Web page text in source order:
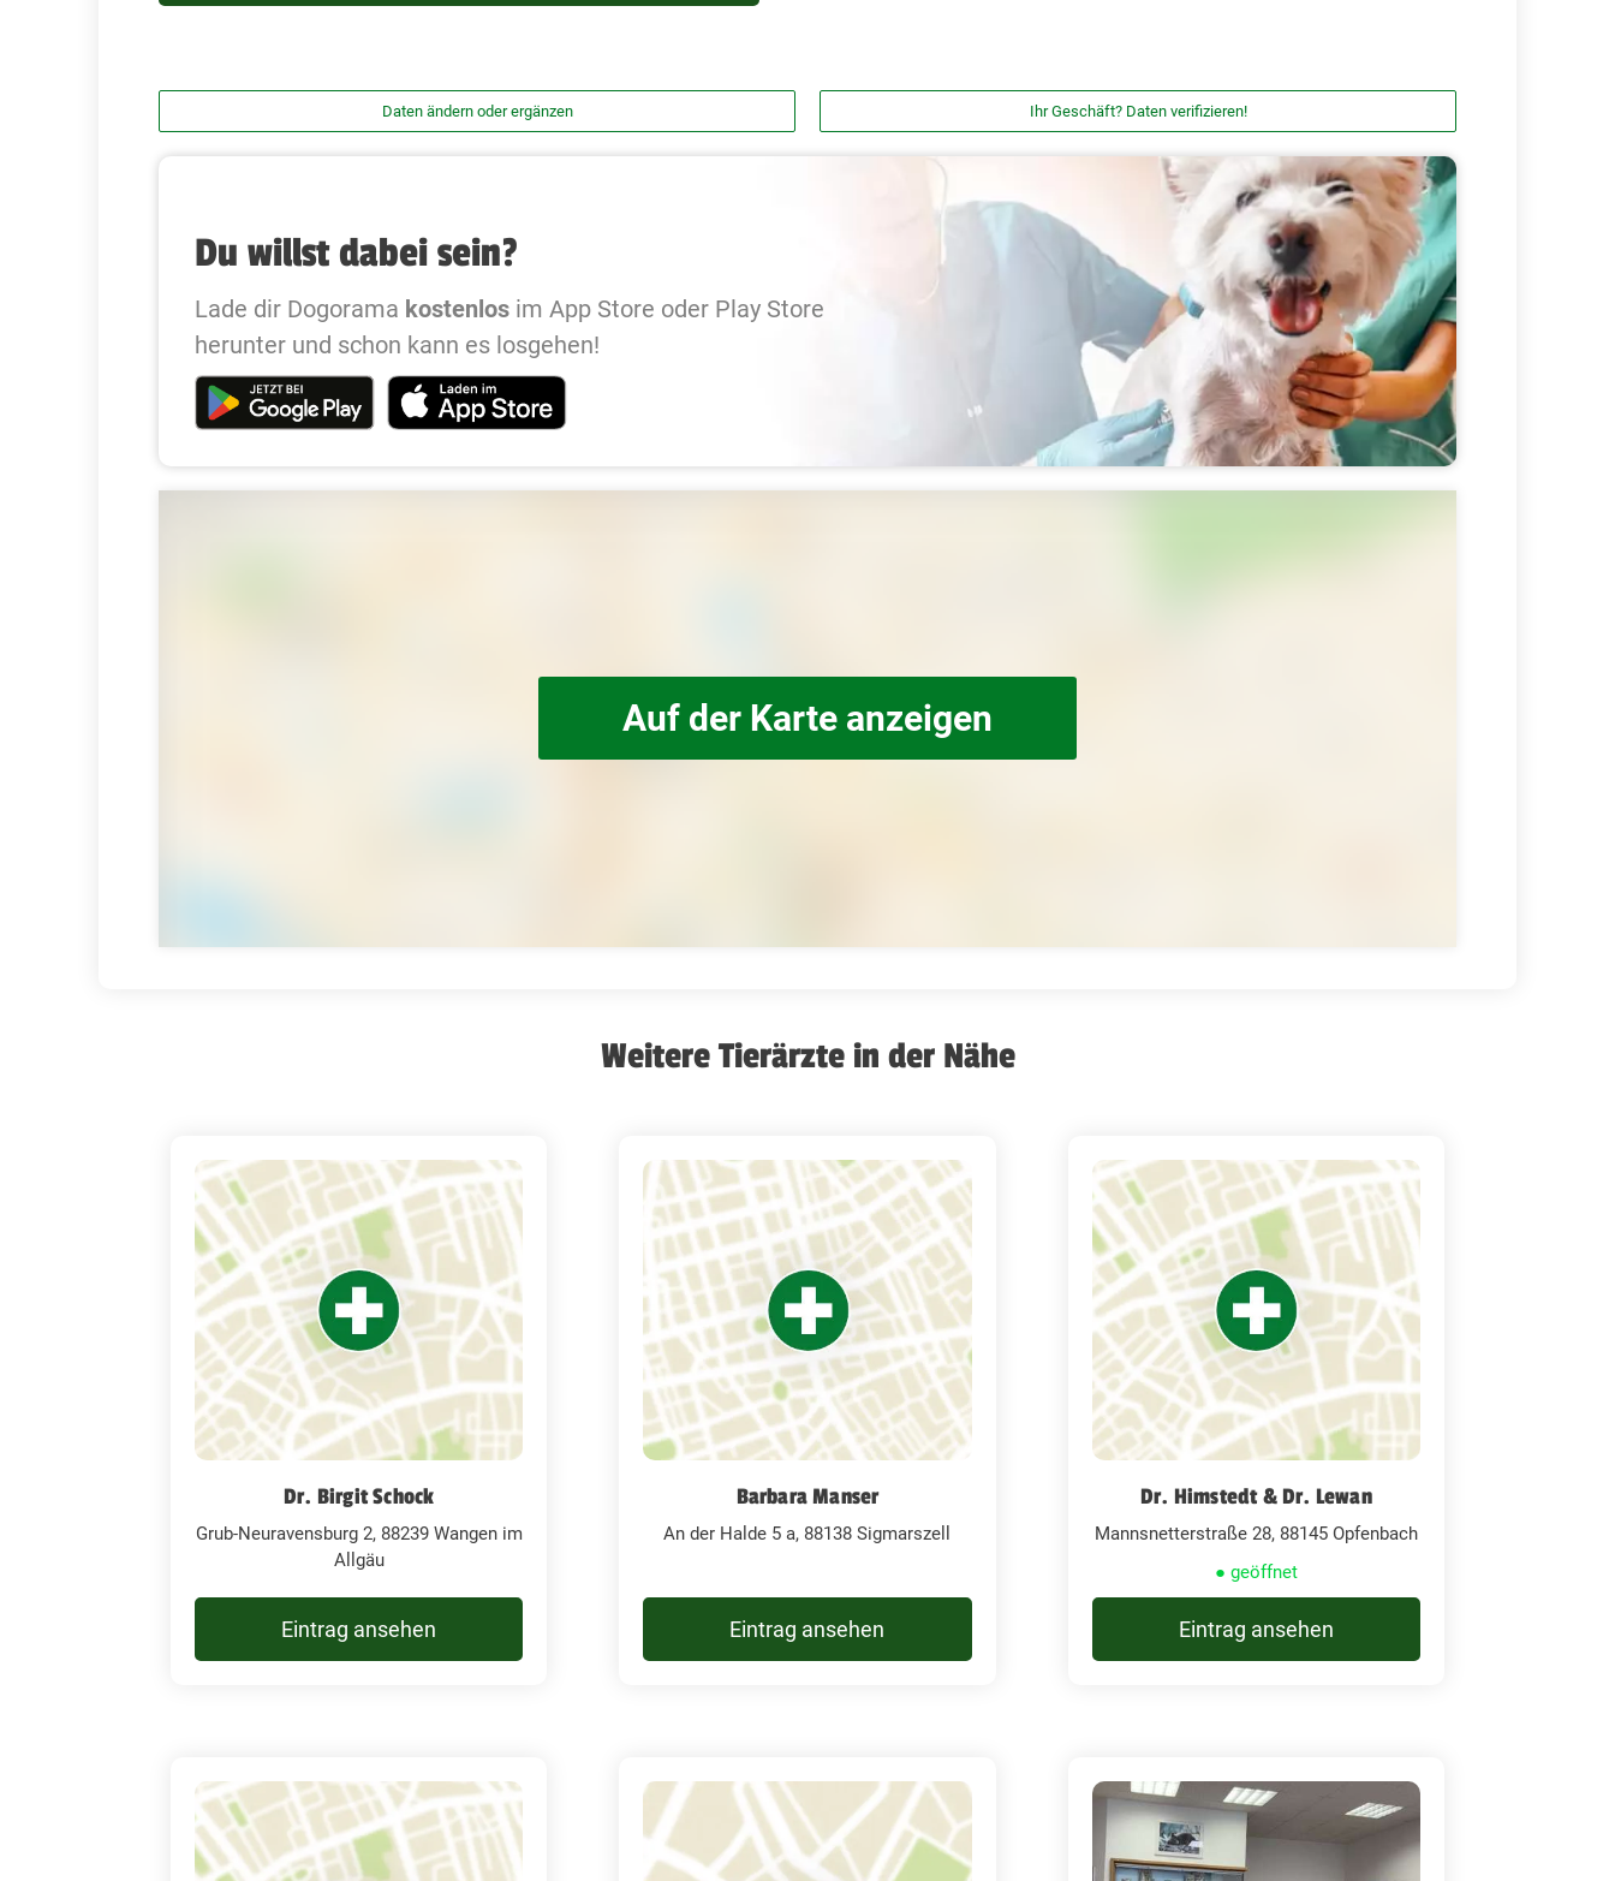
Daten ändern oder ergänzen Ihr Geschäft? Daten verifizieren!
Du willst dabei sein?
Lade dir Dogorama kostenlos im App Store oder Play Store
herunter und schon kann es losgehen!
Auf der Karte anzeigen
Weitere Tierärzte in der Nähe
Dr. Birgit Schock
Grub-Neuravensburg 2, 88239 Wangen im
Allgäu
Eintrag ansehen
Barbara Manser
An der Halde 5 a, 88138 Sigmarszell
Eintrag ansehen
Dr. Himstedt & Dr. Lewan
Mannsnetterstraße 28, 88145 Opfenbach
● geöffnet
Eintrag ansehen